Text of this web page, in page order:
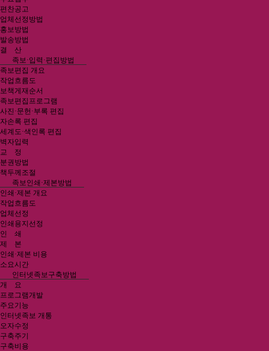
편찬공고
업체선정방법
홍보방법
발송방법
결 산
족보·입력·편집방법
족보편집 개요
작업흐름도
보책게재순서
족보편집프로그램
사진·문헌·부록 편집
자손록 편집
세계도·색인록 편집
벽자입력
교 정
분권방법
책두께조절
족보인쇄·제본방법
인쇄·제본 개요
작업흐름도
업체선정
인쇄용지선정
인 쇄
제 본
인쇄·제본 비용
소요시간
인터넷족보구축방법
개 요
프로그램개발
주요기능
인터넷족보 개통
오자수정
구축주기
구축비용